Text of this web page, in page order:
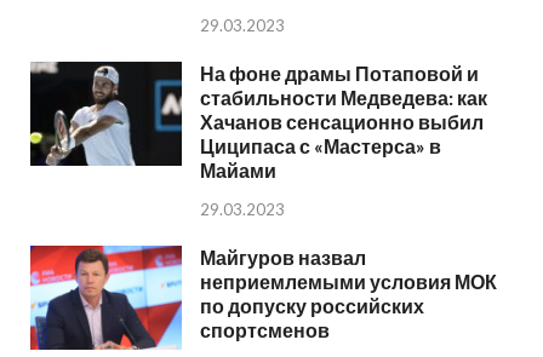
29.03.2023
На фоне драмы Потаповой и
стабильности Медведева: как
Хачанов сенсационно выбил
Циципаса с «Мастерса» в
Майами
29.03.2023
Майгуров назвал
неприемлемыми условия МОК
по допуску российских
спортсменов